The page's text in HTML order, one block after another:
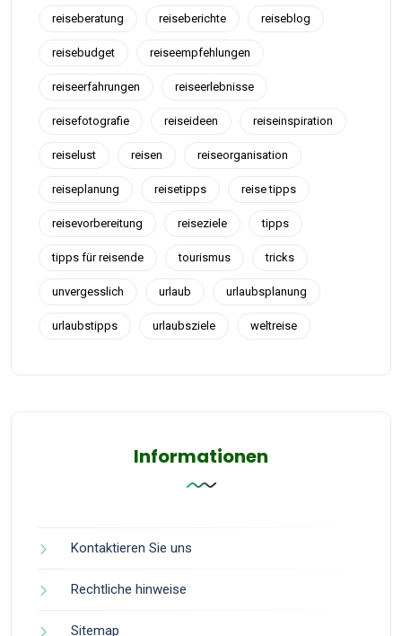
reiseberatung reiseberichte reiseblog
reisebudget reiseempfehlungen
reiseerfahrungen reiseerlebnisse
reisefotografie reiseideen reiseinspiration
reiselust reisen reiseorganisation
reiseplanung reisetipps reise tipps
reisevorbereitung reiseziele tipps
tipps für reisende tourismus tricks
unvergesslich urlaub urlaubsplanung
urlaubstipps urlaubsziele weltreise
Informationen
Kontaktieren Sie uns
Rechtliche hinweise
Sitemap